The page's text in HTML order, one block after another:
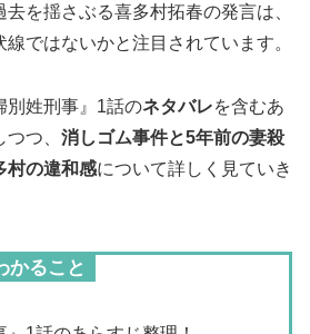
を揺さぶる喜多村拓春の発言は、
ではないかと注目されています。
別姓刑事』1話のネタバレを含むあ
つ、 消しゴム事件と5年前の妻殺
村の違和感について詳しく見ていき
かること